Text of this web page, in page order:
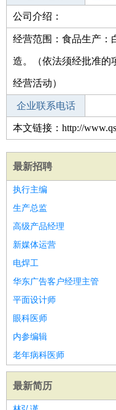
公司类型
公司介绍：
经营范围：食品生产：
造。（依法须经批准的
经营活动）
企业联系电话
本文链接：http://
最新招聘
执行主编
生产总监
高级产品经理
新媒体运营
电焊工
华东广告客户经理主管
平面设计师
眼科医师
内参编辑
老年病科医师
最新简历